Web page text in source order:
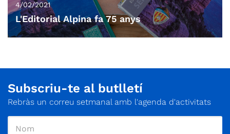
4/02/2021
L'Editorial Alpina fa 75 anys
Subscriu-te al butlletí
Rebràs un correu setmanal amb l'agenda d'activitats